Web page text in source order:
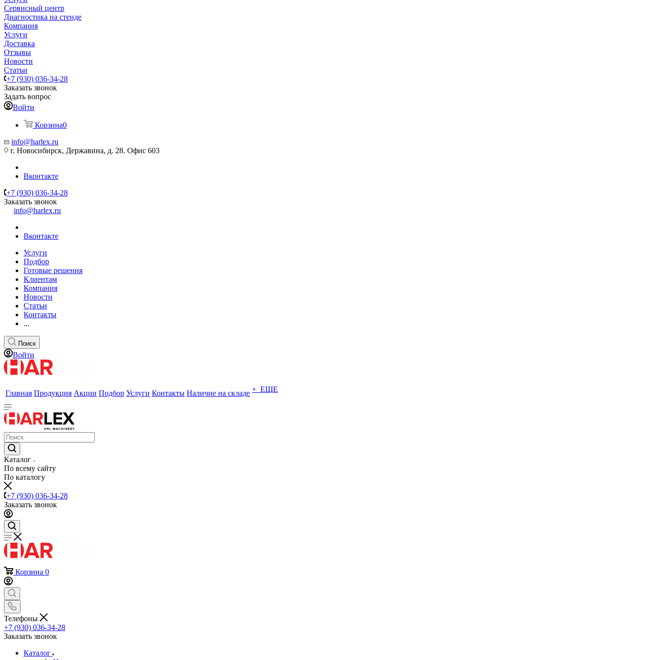
Сервисный центр
Диагностика на стенде
Компания
Услуги
Доставка
Отзывы
Новости
Статьи
+7 (930) 036-34-28
Заказать звонок
Задать вопрос
Войти
Корзина0
info@harlex.ru
г. Новосибирск, Державина, д. 28. Офис 603
Вконтакте
+7 (930) 036-34-28
Заказать звонок
info@harlex.ru
Вконтакте
Услуги
Подбор
Готовые решения
Клиентам
Компания
Новости
Статьи
Контакты
...
Поиск
Войти
Главная Продукция Акции Подбор Услуги Контакты Наличие на складе + ЕЩЕ
Каталог
По всему сайту
По каталогу
+7 (930) 036-34-28
Заказать звонок
Корзина 0
Телефоны
+7 (930) 036-34-28
Заказать звонок
Каталог